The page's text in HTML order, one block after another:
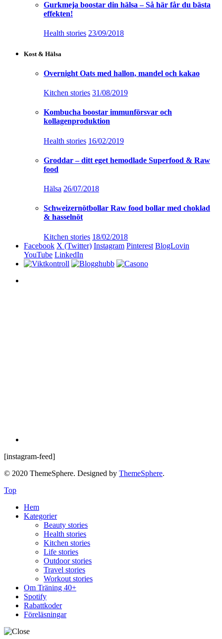
Gurkmeja boostar din hälsa – Så här får du bästa
effekten!
Health stories 23/09/2018
Kost & Hälsa
Overnight Oats med hallon, mandel och kakao
Kitchen stories 31/08/2019
Kombucha boostar immunförsvar och
kollagenproduktion
Health stories 16/02/2019
Groddar – ditt eget hemodlade Superfood & Raw
food
Hälsa 26/07/2018
Schweizernötbollar Raw food bollar med choklad
& hasselnöt
Kitchen stories 18/02/2018
Facebook X (Twitter) Instagram Pinterest BlogLovin
YouTube LinkedIn
[instagram-feed]
© 2020 ThemeSphere. Designed by ThemeSphere.
Top
Hem
Kategorier
Beauty stories
Health stories
Kitchen stories
Life stories
Outdoor stories
Travel stories
Workout stories
Om Träning 40+
Spotify
Rabattkoder
Föreläsningar